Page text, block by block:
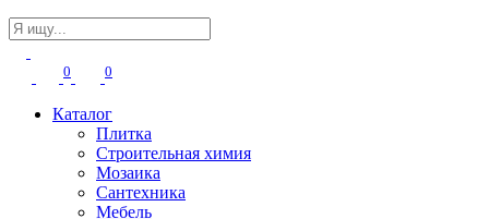
0 0
Каталог
Плитка
Строительная химия
Мозаика
Сантехника
Мебель